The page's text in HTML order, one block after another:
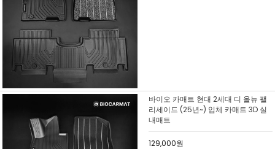
바이오 카매트 현대 2세대 디 올뉴 팰
리세이드 (25년~) 입체 카매트 3D 실
내매트
129,000원